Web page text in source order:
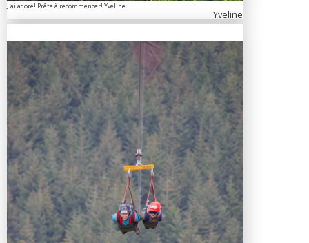
J'ai adoré! Prête à recommencer! Yveline
Yveline